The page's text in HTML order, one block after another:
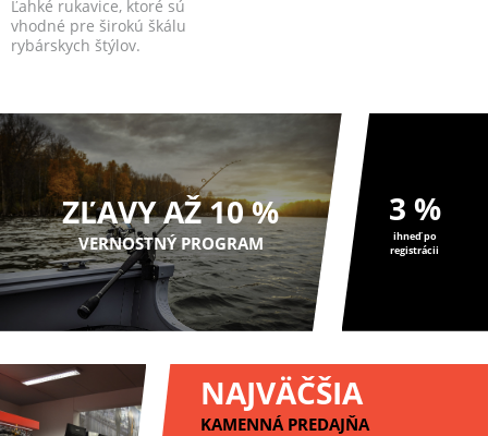
Ľahké rukavice, ktoré sú
vhodné pre širokú škálu
rybárskych štýlov.
ZĽAVY AŽ 10 %
VERNOSTNÝ PROGRAM
3 %
ihneď po
registrácii
NAJVÄČŠIA
KAMENNÁ PREDAJŇA